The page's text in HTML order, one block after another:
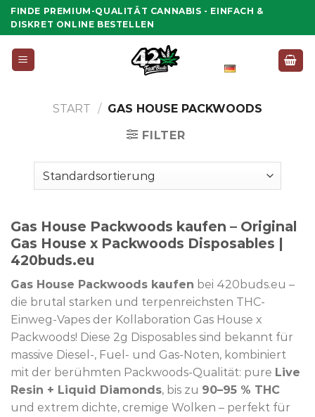
Zum
Inhalt
FINDE PREMIUM-QUALITÄT CANNABIS - EINFACH &
DISKRET ONLINE BESTELLEN
START / GAS HOUSE PACKWOODS
FILTER
Gas House Packwoods kaufen – Original
Gas House x Packwoods Disposables |
420buds.eu
Gas House Packwoods kaufen bei 420buds.eu –
die brutal starken und terpenreichsten THC-
Einweg-Vapes der Kollaboration Gas House x
Packwoods! Diese 2g Disposables sind bekannt für
massive Diesel-, Fuel- und Gas-Noten, kombiniert
mit der berühmten Packwoods-Qualität: pure Live
Resin + Liquid Diamonds, bis zu 90–95 % THC
und extrem dichte, cremige Wolken – perfekt für